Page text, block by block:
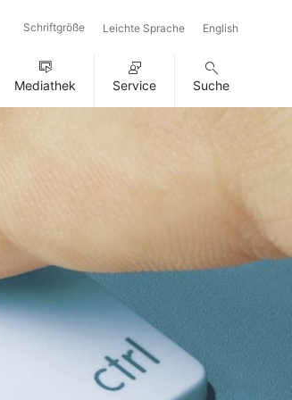
Schriftgröße Leichte Sprache English
Mediathek Service Suche